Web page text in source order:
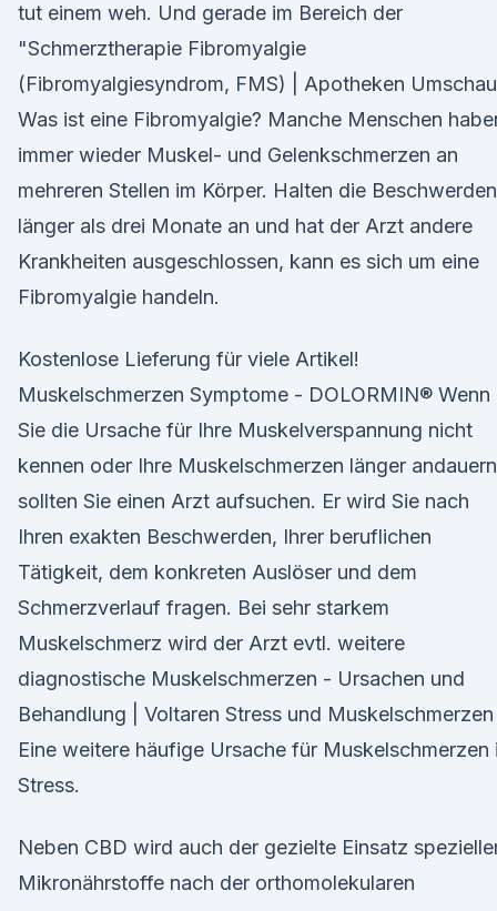
tut einem weh. Und gerade im Bereich der
"Schmerztherapie Fibromyalgie
(Fibromyalgiesyndrom, FMS) | Apotheken Umschau
Was ist eine Fibromyalgie? Manche Menschen
immer wieder Muskel- und Gelenkschmerzen an
mehreren Stellen im Körper. Halten die Beschwerden
länger als drei Monate an und hat der Arzt andere
Krankheiten ausgeschlossen, kann es sich um eine
Fibromyalgie handeln.
Kostenlose Lieferung für viele Artikel!
Muskelschmerzen Symptome - DOLORMIN® Wenn
Sie die Ursache für Ihre Muskelverspannung nicht
kennen oder Ihre Muskelschmerzen länger
sollten Sie einen Arzt aufsuchen. Er wird Sie nach
Ihren exakten Beschwerden, Ihrer beruflichen
Tätigkeit, dem konkreten Auslöser und dem
Schmerzverlauf fragen. Bei sehr starkem
Muskelschmerz wird der Arzt evtl. weitere
diagnostische Muskelschmerzen - Ursachen und
Behandlung | Voltaren Stress und
Eine weitere häufige Ursache für Muskelschmerzen
Stress.
Neben CBD wird auch der gezielte Einsatz
Mikronährstoffe nach der orthomolekularen